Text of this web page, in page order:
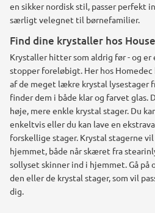
en sikker nordisk stil, passer perfekt
særligt velegnet til børnefamilier.
Find dine krystaller hos
Krystaller hitter som aldrig før - og er
stopper foreløbigt. Her hos
af de meget lækre krystal lysestager
finder dem i både klar og farvet glas.
høje, mere enkle krystal stager. Du
enkeltvis eller du kan lave en
forskellige stager. Krystal stagerne
hjemmet, både når skæret fra
sollyset skinner ind i hjemmet. Gå på
den eller de krystal stager, som vil
dig.